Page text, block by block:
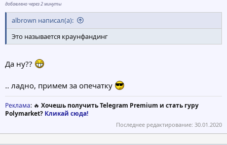
добавлено через 2 минуты
albrown написал(а):
Это называется краунфандинг
Да ну??
.. ладно, примем за опечатку
Реклама: 🔥 Хочешь получить Telegram Premium и стать гуру
Polymarket? Кликай сюда!
Последнее редактирование: 30.01.2020